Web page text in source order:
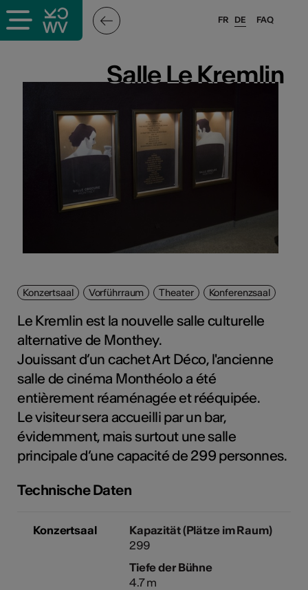
FAQ
FR DE
Salle Le Kremlin
Salle Le Kremlin
Konzertsaal Vorführraum Theater Konferenzsaal
Le Kremlin est la nouvelle salle culturelle
alternative de Monthey.
Jouissant d’un cachet Art Déco, l'ancienne
salle de cinéma Monthéolo a été
entièrement réaménagée et rééquipée.
Le visiteur sera accueilli par un bar,
évidemment, mais surtout une salle
principale d’une capacité de 299 personnes.
Technische Daten
Konzertsaal
Kapazität (Plätze im Raum)
299
Tiefe der Bühne
4.7 m